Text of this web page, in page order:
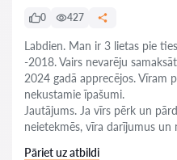
0 427
Labdien. Man ir 3 lietas pie
-2018. Vairs nevarēju
2024 gadā apprecējos. Vīram
nekustamie īpašumi.
Jautājums. Ja vīrs pērk un
neietekmēs, vīra darījumus un
Pāriet uz atbildi